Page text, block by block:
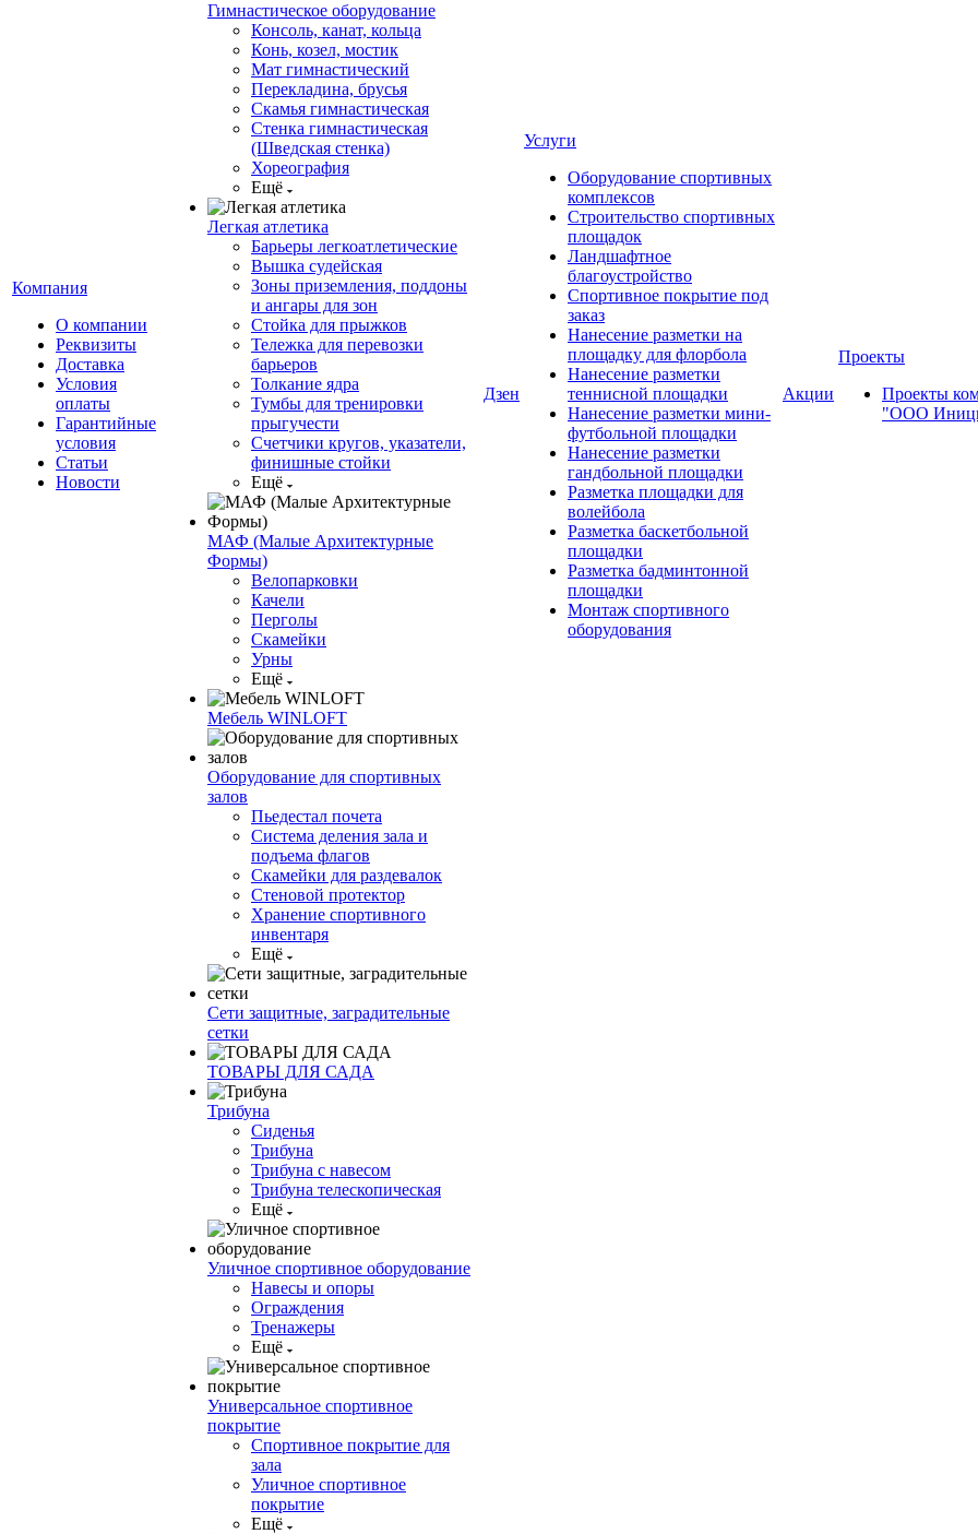
Компания
О компании
Реквизиты
Доставка
Условия
оплаты
Гарантийные
условия
Статьи
Новости
Гимнастическое оборудование
Консоль, канат, кольца
Конь, козел, мостик
Мат гимнастический
Перекладина, брусья
Скамья гимнастическая
Стенка гимнастическая
(Шведская стенка)
Хореография
Ещё
Легкая атлетика
Барьеры легкоатлетические
Вышка судейская
Зоны приземления, поддоны
и ангары для зон
Стойка для прыжков
Тележка для перевозки
барьеров
Толкание ядра
Тумбы для тренировки
прыгучести
Счетчики кругов, указатели,
финишные стойки
Ещё
МАФ (Малые Архитектурные
Формы)
Велопарковки
Качели
Перголы
Скамейки
Урны
Ещё
Мебель WINLOFT
Оборудование для спортивных
залов
Пьедестал почета
Система деления зала и
подъема флагов
Скамейки для раздевалок
Стеновой протектор
Хранение спортивного
инвентаря
Ещё
Сети защитные, заградительные
сетки
ТОВАРЫ ДЛЯ САДА
Трибуна
Сиденья
Трибуна
Трибуна с навесом
Трибуна телескопическая
Ещё
Уличное спортивное оборудование
Навесы и опоры
Ограждения
Тренажеры
Ещё
Универсальное спортивное
покрытие
Спортивное покрытие для
зала
Уличное спортивное
покрытие
Ещё
Дзен
Услуги
Оборудование спортивных
комплексов
Строительство спортивных
площадок
Ландшафтное
благоустройство
Спортивное покрытие под
заказ
Нанесение разметки на
площадку для флорбола
Нанесение разметки
теннисной площадки
Нанесение разметки мини-
футбольной площадки
Нанесение разметки
гандбольной площадки
Разметка площадки для
волейбола
Разметка баскетбольной
площадки
Разметка бадминтонной
площадки
Монтаж спортивного
оборудования
Акции
Проекты
Проекты
"ООО